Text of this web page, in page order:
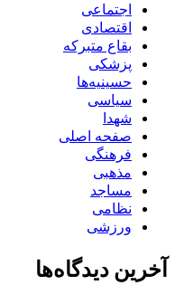
اجتماعی
اقتصادی
بقاع متبرکه
پزشکی
حسینیه‌ها
سیاسی
شهدا
صفحه اصلی
فرهنگی
مذهبی
مساجد
نظامی
ورزشی
آخرین دیدگاه‌ها